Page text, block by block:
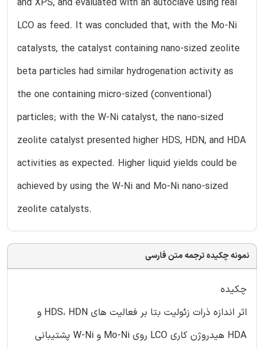
LCO as feed. It was concluded that, with the Mo-Ni
catalysts, the catalyst containing nano-sized zeolite
beta particles had similar hydrogenation activity as
the one containing micro-sized (conventional)
particles; with the W-Ni catalyst, the nano-sized
zeolite catalyst presented higher HDS, HDN, and HDA
activities as expected. Higher liquid yields could be
achieved by using the W-Ni and Mo-Ni nano-sized
zeolite catalysts.
نمونه چکیده ترجمه متن فارسی
چکیده
اثر اندازه ذرات زئولیت بتا بر فعالیت های HDS، HDN و
HDA هیدروژن کاری LCO روی Mo-Ni و W-Ni پشتیبانی